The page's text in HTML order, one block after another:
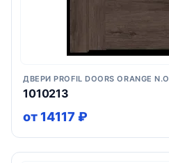
ДВЕРИ PROFIL DOORS ORANGE N.O
1010213
от 14117 ₽